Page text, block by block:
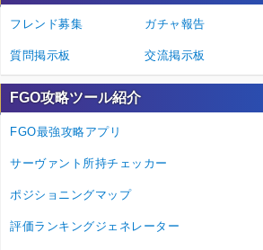
フレンド募集 ガチャ報告
質問掲示板 交流掲示板
FGO攻略ツール紹介
FGO最強攻略アプリ
サーヴァント所持チェッカー
ポジショニングマップ
評価ランキングジェネレーター